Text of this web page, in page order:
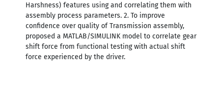
Harshness) features using and correlating them with
assembly process parameters. 2. To improve
confidence over quality of Transmission assembly,
proposed a MATLAB/SIMULINK model to correlate gear
shift force from functional testing with actual shift
force experienced by the driver.